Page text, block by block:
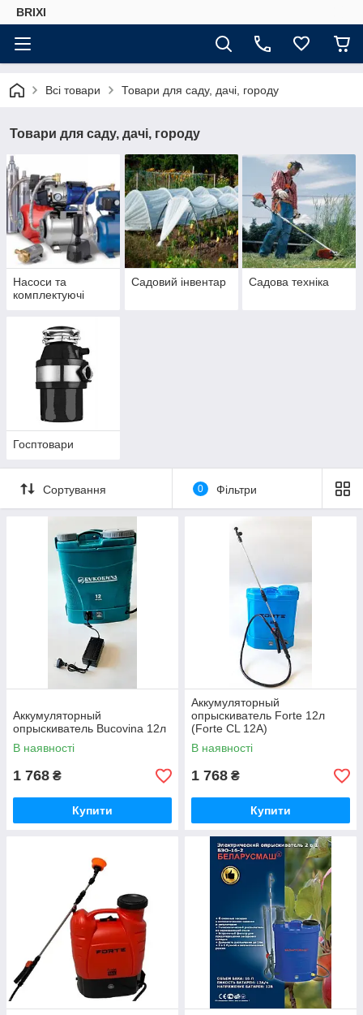
BRIXI
Всі товари Товари для саду, дачі, городу
Товари для саду, дачі, городу
Насоси та
комплектуючі
Садовий інвентар Садова техніка
Госптовари
Сортування 0 Фільтри
Аккумуляторный
опрыскиватель Bucovina 12л
В наявності
1 768 ₴
Купити
Аккумуляторный
опрыскиватель Forte 12л
(Forte CL 12A)
В наявності
1 768 ₴
Купити